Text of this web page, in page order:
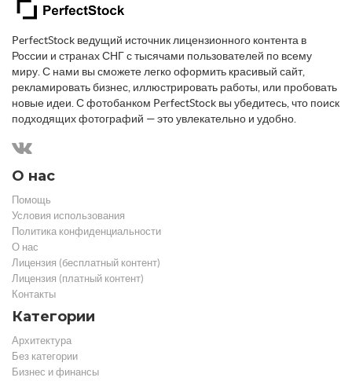
PerfectStock ведущий источник лицензионного контента в
России и странах СНГ с тысячами пользователей по всему
миру. С нами вы сможете легко оформить красивый сайт,
рекламировать бизнес, иллюстрировать работы, или пробовать
новые идеи. С фотобанком PerfectStock вы убедитесь, что поиск
подходящих фотографий — это увлекательно и удобно.
О нас
Помощь
Условия использования
Политика конфиденциальности
О нас
Лицензия (бесплатный контент)
Лицензия (платный контент)
Контакты
Категории
Архитектура
Без категории
Бизнес и финансы